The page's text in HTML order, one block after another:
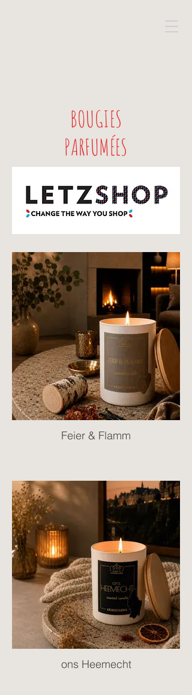
BOUGIES
PARFUMÉES
Feier & Flamm
ons Heemecht